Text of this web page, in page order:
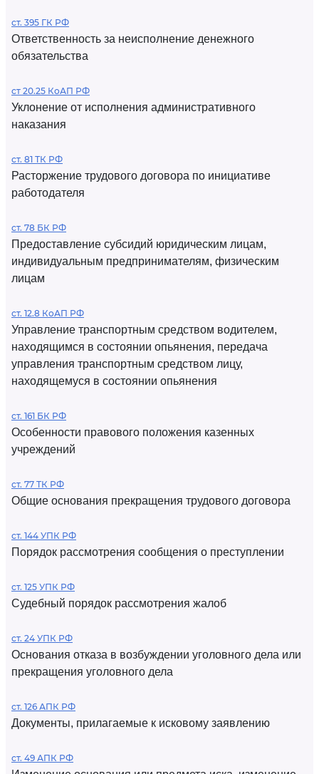
ст. 395 ГК РФ
Ответственность за неисполнение денежного
обязательства
ст 20.25 КоАП РФ
Уклонение от исполнения административного
наказания
ст. 81 ТК РФ
Расторжение трудового договора по инициативе
работодателя
ст. 78 БК РФ
Предоставление субсидий юридическим лицам,
индивидуальным предпринимателям, физическим
лицам
ст. 12.8 КоАП РФ
Управление транспортным средством водителем,
находящимся в состоянии опьянения, передача
управления транспортным средством лицу,
находящемуся в состоянии опьянения
ст. 161 БК РФ
Особенности правового положения казенных
учреждений
ст. 77 ТК РФ
Общие основания прекращения трудового договора
ст. 144 УПК РФ
Порядок рассмотрения сообщения о преступлении
ст. 125 УПК РФ
Судебный порядок рассмотрения жалоб
ст. 24 УПК РФ
Основания отказа в возбуждении уголовного дела или
прекращения уголовного дела
ст. 126 АПК РФ
Документы, прилагаемые к исковому заявлению
ст. 49 АПК РФ